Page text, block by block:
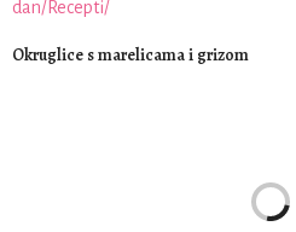
Okruglice s marelicama i grizom